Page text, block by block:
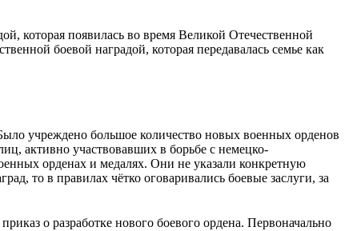
которая появилась во время Великой Отечественной
боевой наградой, которая передавалась семье как
учреждено большое количество новых военных орденов
активно участвовавших в борьбе с немецко-
орденах и медалях. Они не указали конкретную
то в правилах чётко оговаривались боевые заслуги, за
приказ о разработке нового боевого ордена. Первоначально